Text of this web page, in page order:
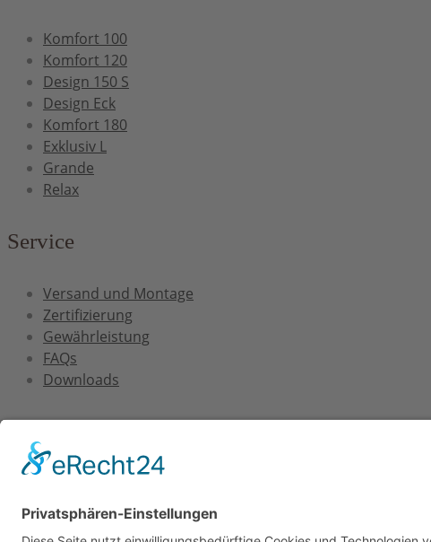
Komfort 100
Komfort 120
Design 150 S
Design Eck
Komfort 180
Exklusiv L
Grande
Relax
Service
Versand und Montage
Zertifizierung
Gewährleistung
FAQs
Downloads
FAQs
Kontakt